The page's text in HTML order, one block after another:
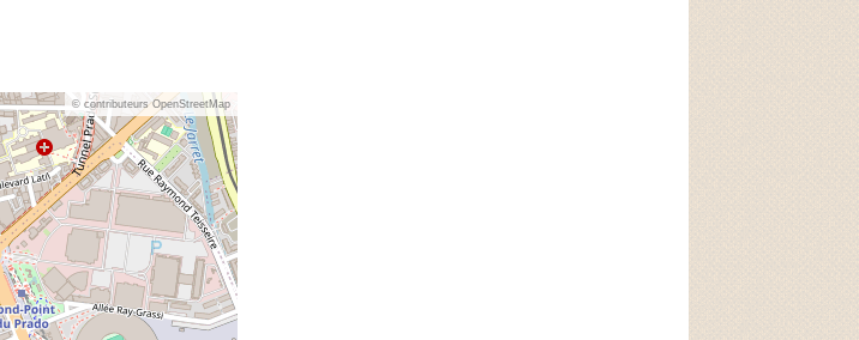
© contributeurs OpenStreetMap